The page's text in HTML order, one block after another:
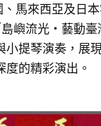
馬來西亞及日
嶼流光・藝動臺
提琴演奏，展
的精彩演出。